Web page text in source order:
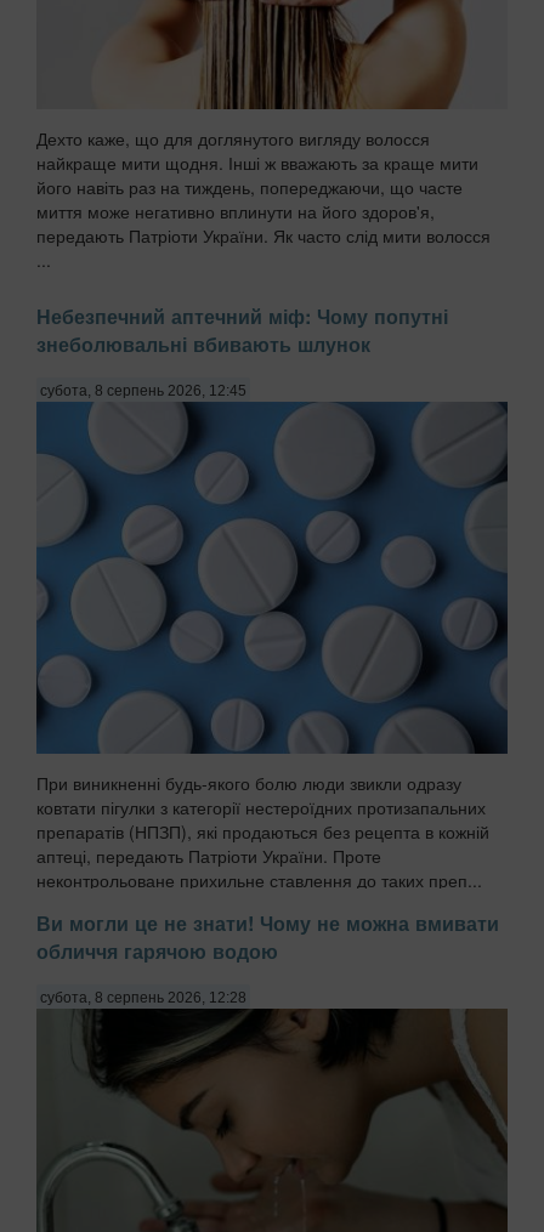
Дехто каже, що для доглянутого вигляду волосся
найкраще мити щодня. Інші ж вважають за краще мити
його навіть раз на тиждень, попереджаючи, що часте
миття може негативно вплинути на його здоров'я,
передають Патріоти України. Як часто слід мити волосся
...
Небезпечний аптечний міф: Чому попутні
знеболювальні вбивають шлунок
субота, 8 серпень 2026, 12:45
При виникненні будь-якого болю люди звикли одразу
ковтати пігулки з категорії нестероїдних протизапальних
препаратів (НПЗП), які продаються без рецепта в кожній
аптеці, передають Патріоти України. Проте
неконтрольоване прихильне ставлення до таких преп...
Ви могли це не знати! Чому не можна вмивати
обличчя гарячою водою
субота, 8 серпень 2026, 12:28